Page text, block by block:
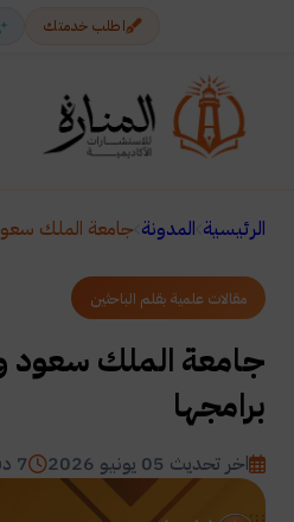
اطلب خدمتك
الرئيسية المدونة جامعة الملك
مقالات علمية بقلم الباحثين
جامعة الملك سعود
برامجها
اخر تحديث 05 يونيو 2026 7 دقائق قراءة